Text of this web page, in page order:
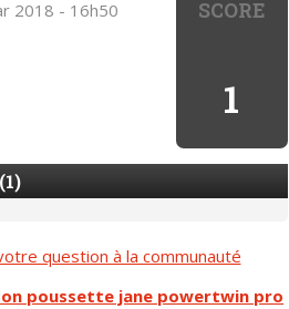
SCORE
1
2018 - 16h50
question à la communauté
poussette jane powertwin pro